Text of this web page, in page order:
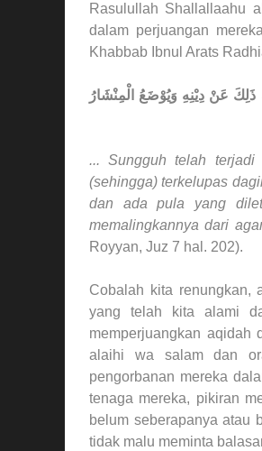
Rasulullah Shallallaahu
dalam perjuangan
Khabbab Ibnul Arats
عَنْ دِيْنِهِ وَيُوْضَعُ الْمِنْشَارُ
... Sungguh telah
(sehingga) terkelupas
dan ada pula yang
memalingkannya dari
Royyan, Juz 7 hal. 202).
Cobalah kita renungkan,
yang telah kita alami
memperjuangkan aqidah
alaihi wa salam dan
pengorbanan mereka
tenaga mereka, pikiran
belum seberapanya atau
tidak malu meminta